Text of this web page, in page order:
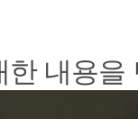
내용